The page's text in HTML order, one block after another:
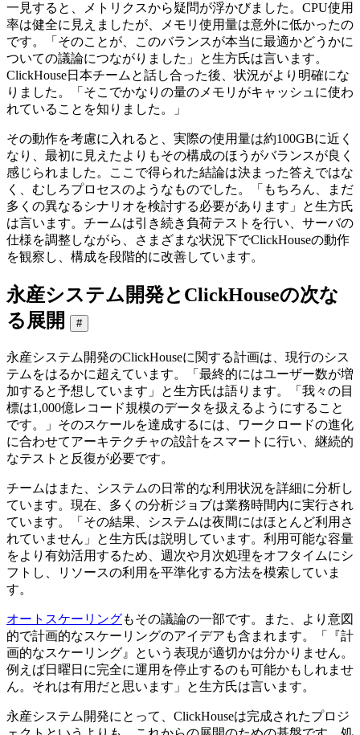
一見すると、メトリクスから疑問が浮かびました。CPU使用
率は健全に見えましたが、メモリ使用量は意外に低かったの
です。「そのことが、このバランスが本当に最適かどうかに
ついての議論につながりました」と生方氏は言います。
ClickHouse日本チームと話し合った後、状況がより明確にな
りました。「そこでかなりの量のメモリがキャッシュに使わ
れていることを知りました。」
その動作を考慮に入れると、実際の使用量は約100GBに近く
なり、最初に見えたよりもその構成のほうがバランスが良く
感じられました。ここで得られた結論は決まった答えではな
く、むしろプロセスのようなものでした。「もちろん、まだ
多くの異なるシナリオを検討する必要があります」と生方氏
は言います。チームは引き続き負荷テストを行い、サーバの
仕様を調整しながら、さまざまな状況下でClickHouseの動作
を観察し、構成を段階的に改善しています。
永産システム開発とClickHouseの次な
る展開
#
永産システム開発のClickHouseに関する計画は、現行のシス
テムをはるかに超えています。「最終的にはユーザー数が増
加すると予想しています」と生方氏は語ります。「我々の目
標は1,000億レコード規模のデータを扱えるようにすること
です。」そのスケールを達成するには、ワークロードの進化
に合わせてアーキテクチャの設計をスマートに行い、継続的
なテストと反復が必要です。
チームはまた、システムの日常的な利用状況を詳細に分析し
ています。現在、多くの分析ジョブは業務時間内に実行され
ています。「その結果、システムは夜間にはほとんど利用さ
れていません」と生方氏は説明しています。利用可能な容量
をより有効活用するため、週次や月次処理をオフタイムにシ
フトし、リソースの利用を平準化する方法を模索していま
す。
オートスケーリングもその議論の一部です。また、より意図
的で計画的なスケーリングのアイデアも含まれます。「『計
画的なスケーリング』という表現が適切かは分かりません。
例えば日曜日に完全に運用を停止するのも可能かもしれませ
ん。それは有用だと思います」と生方氏は言います。
永産システム開発にとって、ClickHouseは完成されたプロジ